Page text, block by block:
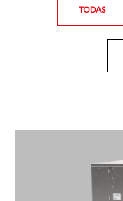
TODAS